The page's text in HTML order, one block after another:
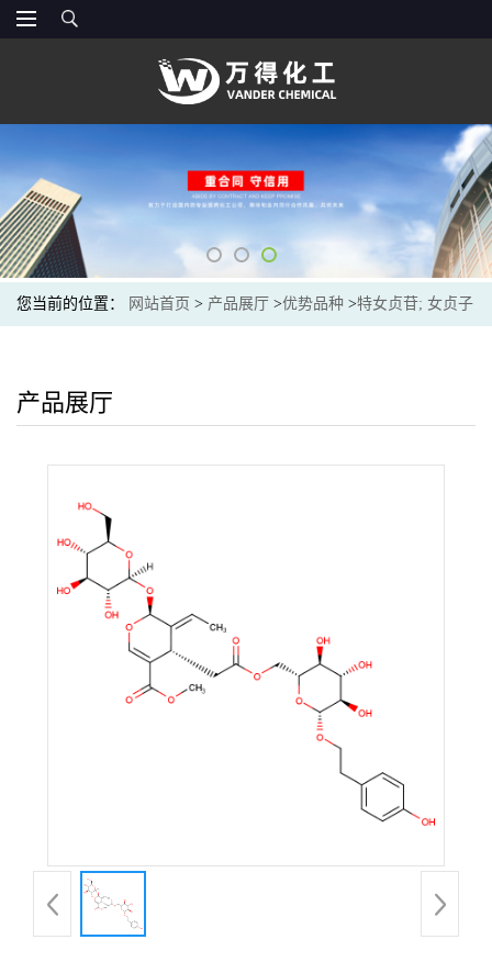
您当前的位置： 网站首页 > 产品展厅 >优势品种 >特女贞苷; 女贞子
产品展厅